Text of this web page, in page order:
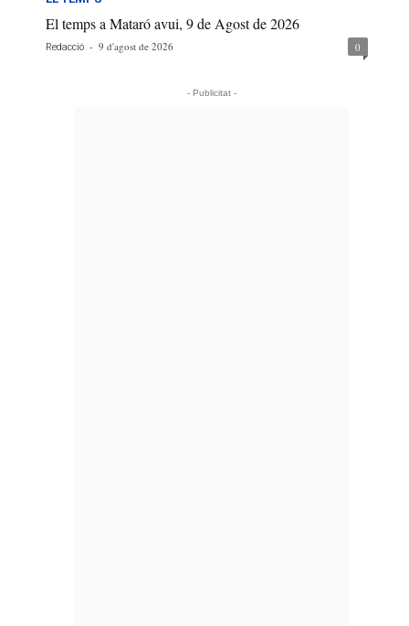
El temps a Mataró avui, 9 de Agost de 2026
Redacció - 9 d'agost de 2026 0
- Publicitat -